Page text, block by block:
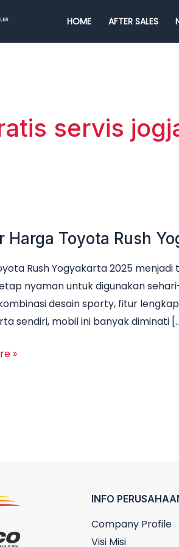
HOME AFTER SALES
servis
Harga Toyota Rush
Rush Yogyakarta 2025
nyaman untuk digunakan
desain sporty, fitur
sendiri, mobil ini banyak diminati
»
INFO
Company Profile
Visi Misi